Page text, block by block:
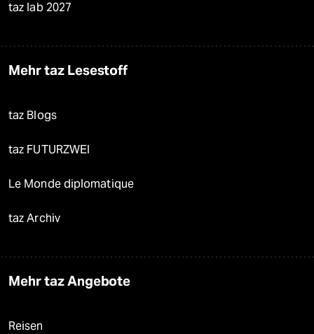
taz lab 2027
Mehr taz Lesestoff
taz Blogs
taz FUTURZWEI
Le Monde diplomatique
taz Archiv
Mehr taz Angebote
Reisen